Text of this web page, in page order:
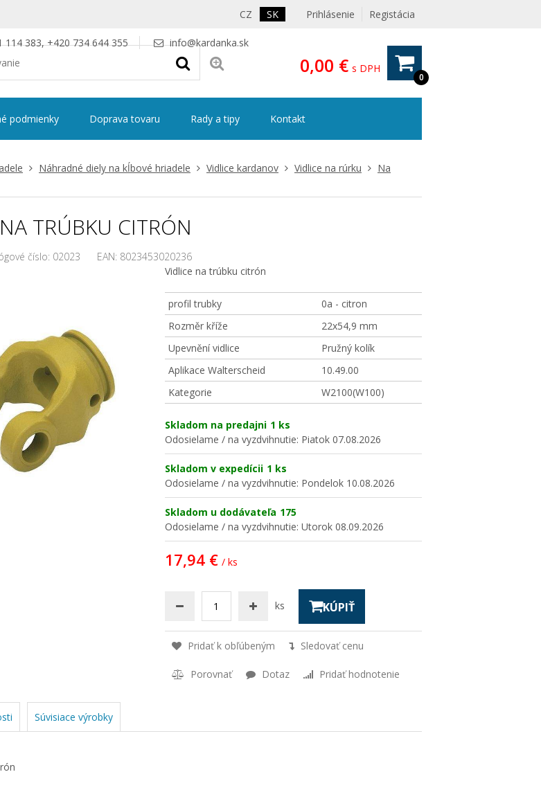
Prihlásenie Registácia
CZ SK
114 383, +420 734 644 355 info@kardanka.sk
0
0,00 € s DPH
podmienky Doprava tovaru Rady a tipy Kontakt
Náhradné diely na kĺbové hriadele Vidlice kardanov Vidlice na rúrku
Na
TRÚBKU CITRÓN
číslo: 02023 EAN: 8023453020236
Vidlice na trúbku citrón
profil trubky
0a - citron
Rozměr kříže
22x54,9 mm
Upevnění vidlice
Pružný kolík
Aplikace Walterscheid
10.49.00
Kategorie
W2100(W100)
Skladom na predajni 1 ks
Odosielame / na vyzdvihnutie: Piatok 07.08.2026
Skladom v expedícii 1 ks
Odosielame / na vyzdvihnutie: Pondelok 10.08.2026
Skladom u dodávateľa 175
Odosielame / na vyzdvihnutie: Utorok 08.09.2026
17,94 € / ks
ks KÚPIŤ
Pridať k obľúbeným Sledovať cenu
Porovnať Dotaz Pridať hodnotenie
Súvisiace výrobky